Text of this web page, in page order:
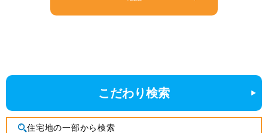
こだわり検索
住宅地の一部から検索